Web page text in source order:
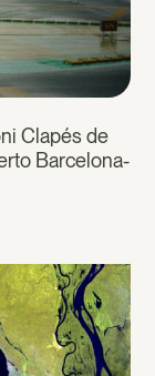
Clapés de
Barcelona-